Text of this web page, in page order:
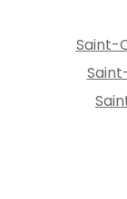
Saint-